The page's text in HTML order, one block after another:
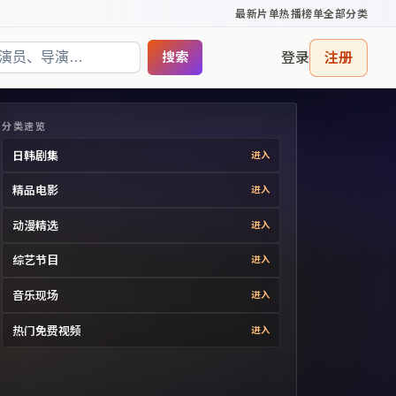
最新片单热播榜单全部分类
搜索 登录 注册
分类速览
日韩剧集 进入
精品电影 进入
动漫精选 进入
综艺节目 进入
音乐现场 进入
热门免费视频 进入